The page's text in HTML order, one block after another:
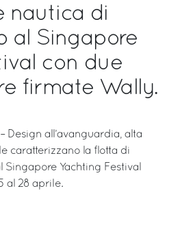
nautica di
al Singapore
con due
firmate Wally.
Design all’avanguardia, alta
caratterizzano la flotta di
Singapore Yachting Festival
al 28 aprile.